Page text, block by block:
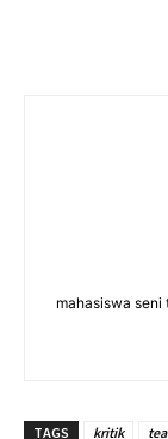
mahasiswa
TAGS kritik